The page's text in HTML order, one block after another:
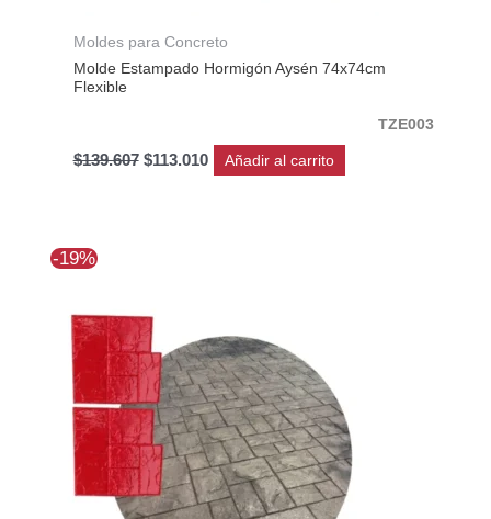
Moldes para Concreto
Molde Estampado Hormigón Aysén 74x74cm
Flexible
TZE003
$139.607 $113.010 Añadir al carrito
-19%
era:
$266.712.$216.091.